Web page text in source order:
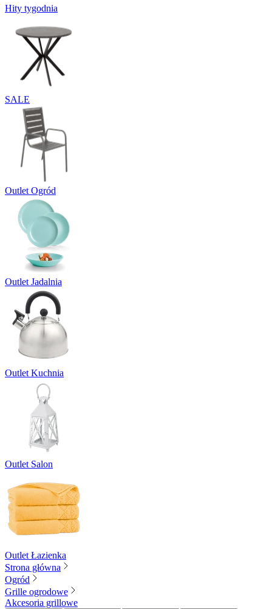
Hity tygodnia
SALE
Outlet Ogród
Outlet Jadalnia
Outlet Kuchnia
Outlet Salon
Outlet Łazienka
Strona główna
Ogród
Grille ogrodowe
Akcesoria grillowe